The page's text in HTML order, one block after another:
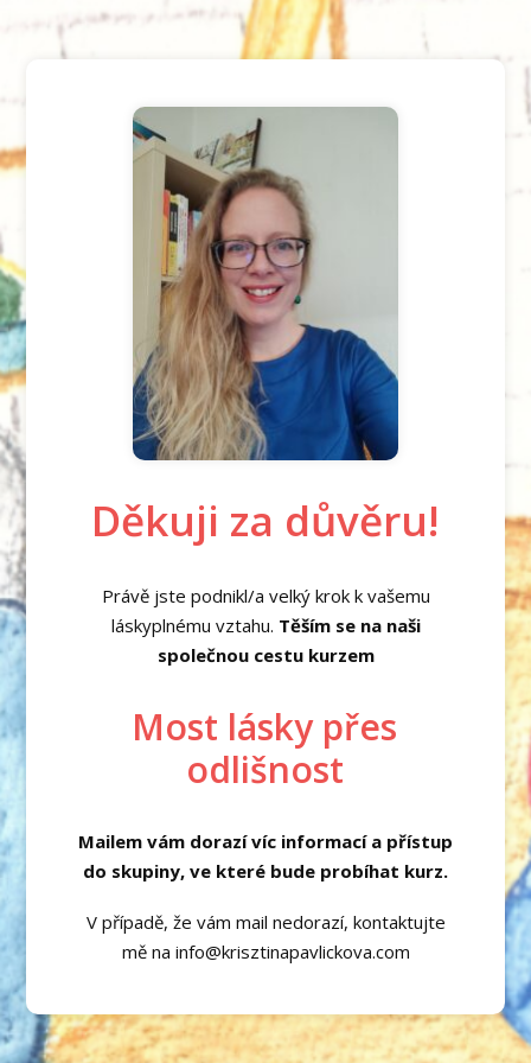
Děkuji za důvěru!
Právě jste podnikl/a velký krok k vašemu
láskyplnému vztahu. Těším se na naši
společnou cestu kurzem
Most lásky přes
odlišnost
Mailem vám dorazí víc informací a přístup
do skupiny, ve které bude probíhat kurz.
V případě, že vám mail nedorazí, kontaktujte
mě na info@krisztinapavlickova.com